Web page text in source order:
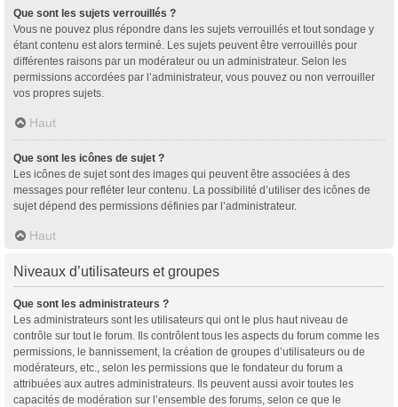
Que sont les sujets verrouillés ?
Vous ne pouvez plus répondre dans les sujets verrouillés et tout sondage y
étant contenu est alors terminé. Les sujets peuvent être verrouillés pour
différentes raisons par un modérateur ou un administrateur. Selon les
permissions accordées par l’administrateur, vous pouvez ou non verrouiller
vos propres sujets.
Haut
Que sont les icônes de sujet ?
Les icônes de sujet sont des images qui peuvent être associées à des
messages pour refléter leur contenu. La possibilité d’utiliser des icônes de
sujet dépend des permissions définies par l’administrateur.
Haut
Niveaux d’utilisateurs et groupes
Que sont les administrateurs ?
Les administrateurs sont les utilisateurs qui ont le plus haut niveau de
contrôle sur tout le forum. Ils contrôlent tous les aspects du forum comme les
permissions, le bannissement, la création de groupes d’utilisateurs ou de
modérateurs, etc., selon les permissions que le fondateur du forum a
attribuées aux autres administrateurs. Ils peuvent aussi avoir toutes les
capacités de modération sur l’ensemble des forums, selon ce que le